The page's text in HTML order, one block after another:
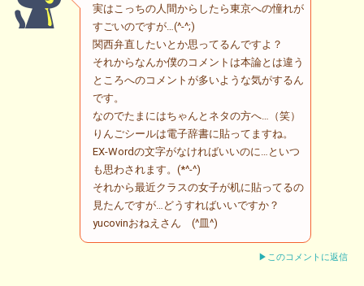
実はこっちの人間からしたら東京への憧れが
すごいのですが…(^-^;)
関西弁直したいとか思ってるんですよ？
それからなんか僕のコメントは本論とは違う
ところへのコメントが多いような気がするん
です。
なのでたまにはちゃんとネタの方へ…（笑）
りんごシールは電子辞書に貼ってますね。
EX-Wordの文字がなければいいのに…といつ
も思わされます。(*^-^)
それから最近クラスの女子が机に貼ってるの
見たんですが…どうすればいいですか？
yucovinおねえさん (^皿^)
▶このコメントに返信